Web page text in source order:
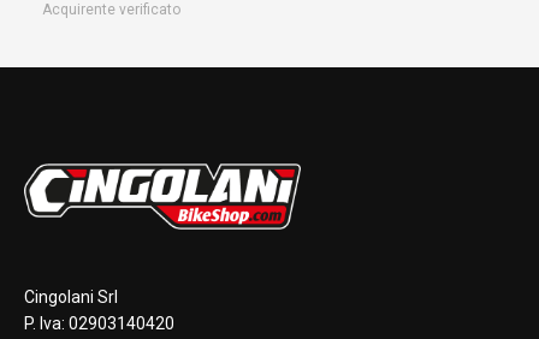
Acquirente verificato
Cingolani Srl
P. Iva: 02903140420